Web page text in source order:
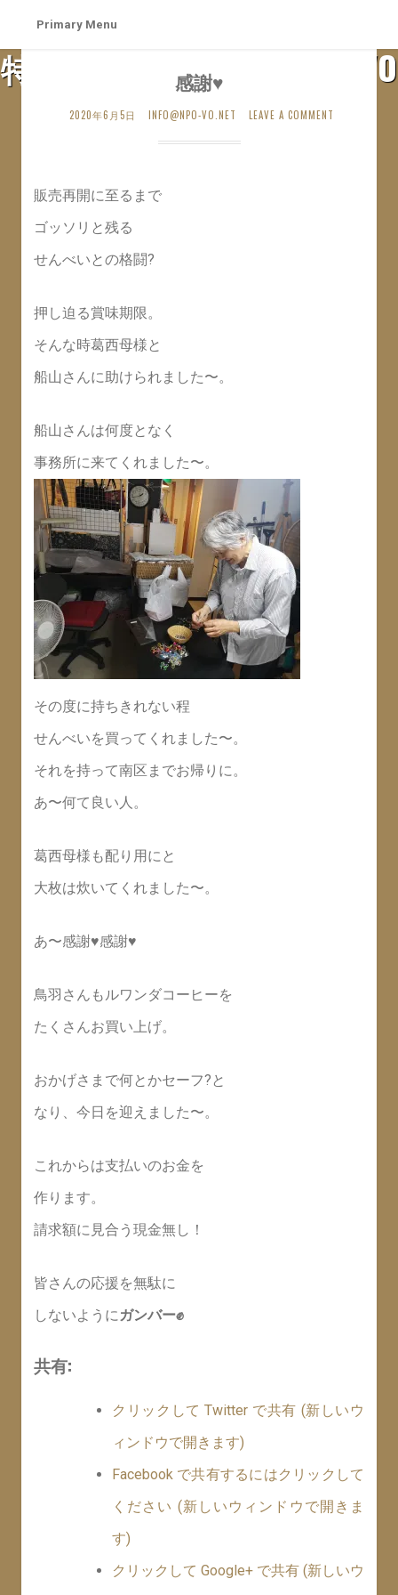
content
Primary Menu
特定非営利活動法人 札幌VO
感謝♥
2020年6月5日 INFO@NPO-VO.NET LEAVE A COMMENT
販売再開に至るまで
ゴッソリと残る
せんべいとの格闘?
押し迫る賞味期限。
そんな時葛西母様と
船山さんに助けられました〜。
船山さんは何度となく
事務所に来てくれました〜。
その度に持ちきれない程
せんべいを買ってくれました〜。
それを持って南区までお帰りに。
あ〜何て良い人。
葛西母様も配り用にと
大枚は炊いてくれました〜。
あ〜感謝♥感謝♥
鳥羽さんもルワンダコーヒーを
たくさんお買い上げ。
おかげさまで何とかセーフ?と
なり、今日を迎えました〜。
これからは支払いのお金を
作ります。
請求額に見合う現金無し！
皆さんの応援を無駄に
しないようにガンバー✊
共有:
クリックして Twitter で共有 (新しいウ
ィンドウで開きます)
Facebook で共有するにはクリックして
ください (新しいウィンドウで開きま
す)
クリックして Google+ で共有 (新しいウ